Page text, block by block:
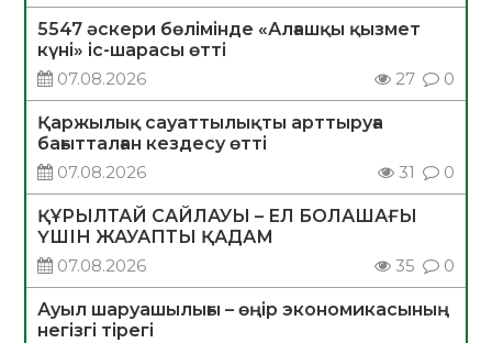
5547 әскери бөлімінде «Алғашқы қызмет
күні» іс-шарасы өтті
07.08.2026
27 0
Қаржылық сауаттылықты арттыруға
бағытталған кездесу өтті
07.08.2026
31 0
ҚҰРЫЛТАЙ САЙЛАУЫ – ЕЛ БОЛАШАҒЫ
ҮШІН ЖАУАПТЫ ҚАДАМ
07.08.2026
35 0
Ауыл шаруашылығы – өңір экономикасының
негізгі тірегі